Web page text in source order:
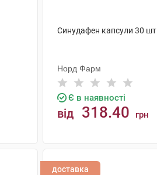
Синудафен капсули 30 шт
Норд Фарм
Є в наявності
від 318.40 грн
доставка